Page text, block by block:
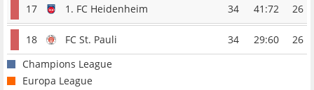
17 1. FC Heidenheim 34 41:72 26
18 FC St. Pauli 34 29:60
26
Champions League
Europa League